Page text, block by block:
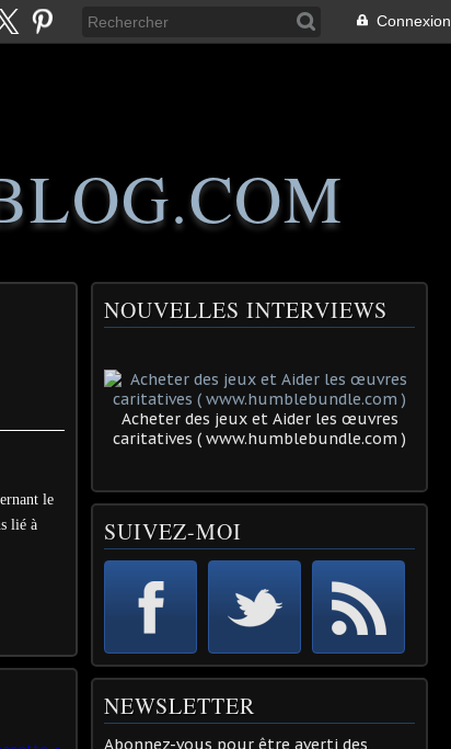
Connexion
le
lié à
NOUVELLES INTERVIEWS
Acheter des jeux et Aider les œuvres
caritatives ( www.humblebundle.com )
SUIVEZ-MOI
NEWSLETTER
Abonnez-vous pour être averti des